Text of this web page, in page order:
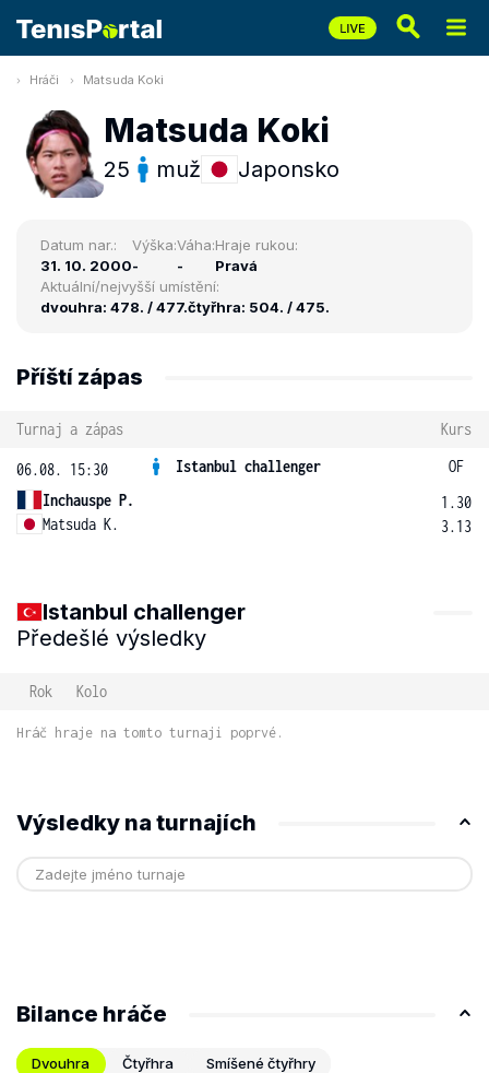
Hráči Matsuda Koki
Matsuda Koki
25 muž Japonsko
Datum nar.:
31. 10. 2000
Výška:
-
Váha:
-
Hraje rukou:
Pravá
Aktuální/nejvyšší umístění:
dvouhra: 478. / 477.čtyřhra: 504. / 475.
Příští zápas
Turnaj a zápas Kurs
06.08. 15:30 Istanbul challenger
OF
Inchauspe P.
Matsuda K.
1.30
3.13
Istanbul challenger
Předešlé výsledky
Rok Kolo
Hráč hraje na tomto turnaji poprvé.
Výsledky na turnajích
Bilance hráče
Dvouhra Čtyřhra Smíšené čtyřhry